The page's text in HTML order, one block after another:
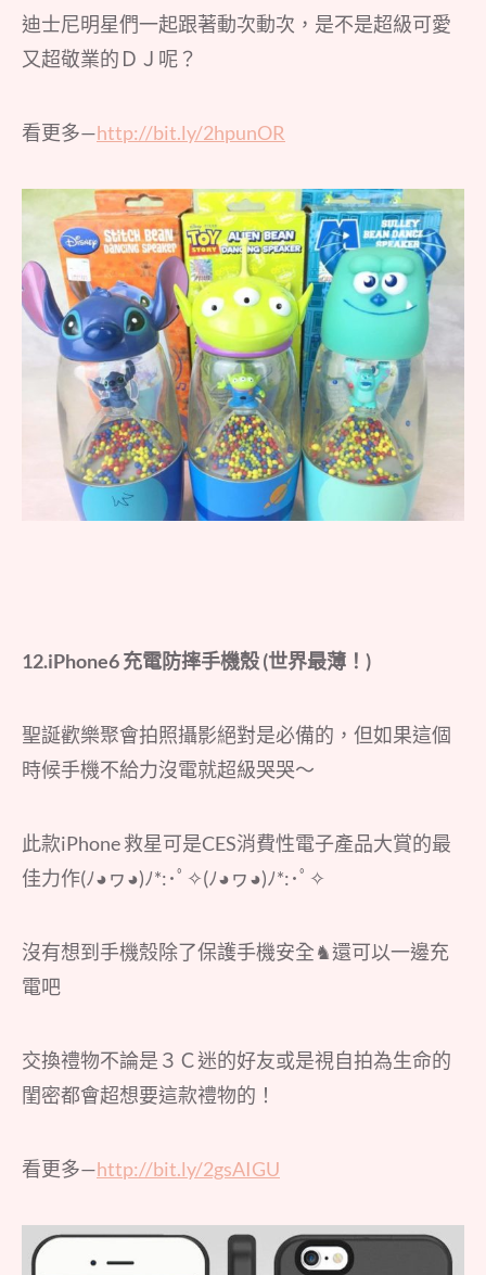
迪士尼明星們一起跟著動次動次，是不是超級可愛
又超敬業的ＤＪ呢？
看更多—http://bit.ly/2hpunOR
12.iPhone6充電防摔手機殼(世界最薄！ )
聖誕歡樂聚會拍照攝影絕對是必備的，但如果這個
時候手機不給力沒電就超級哭哭～
此款iPhone 救星可是CES消費性電子產品大賞的最
佳力作(ﾉ◕ヮ◕)ﾉ*:･ﾟ✧(ﾉ◕ヮ◕)ﾉ*:･ﾟ✧
沒有想到手機殼除了保護手機安全♞還可以一邊充
電吧
交換禮物不論是３Ｃ迷的好友或是視自拍為生命的
閨密都會超想要這款禮物的！
看更多—http://bit.ly/2gsAIGU